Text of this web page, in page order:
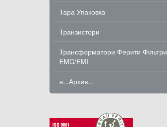
Тара Упаковка
Транзистори
Трансформатори Ферити Фільтри
EMC/EMI
я...Архив...